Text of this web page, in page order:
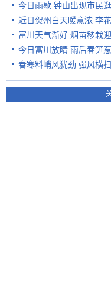
今日雨歇 钟山出现市民
近日贺州白天暖意浓 李
富川天气渐好 烟苗移栽
今日富川放晴 雨后春笋
春寒料峭风犹劲 强风横